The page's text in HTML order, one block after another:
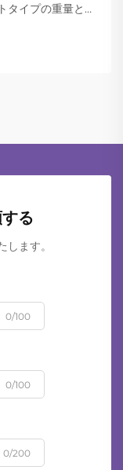
タイプの重量と快
る
ます。
0/100
0/100
0/200